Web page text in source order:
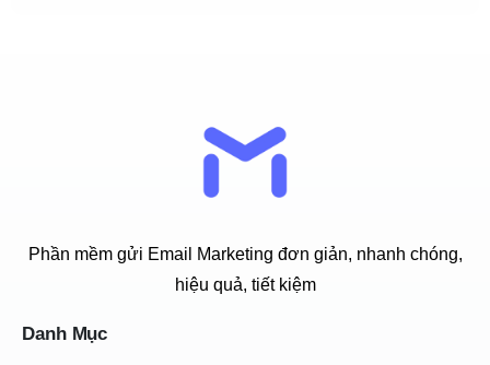
Phần mềm gửi Email Marketing đơn giản, nhanh chóng,
hiệu quả, tiết kiệm
Danh Mục